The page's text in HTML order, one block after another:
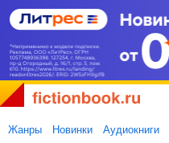
Жанры Новинки Аудиокниги